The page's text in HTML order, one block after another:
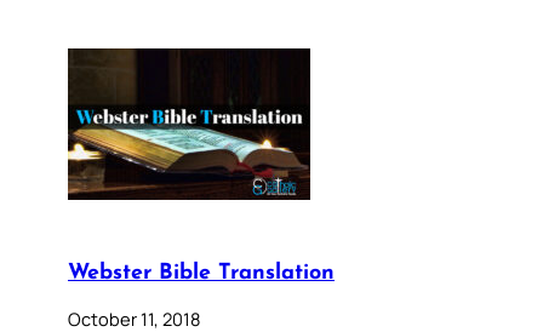
Webster Bible Translation
October 11, 2018